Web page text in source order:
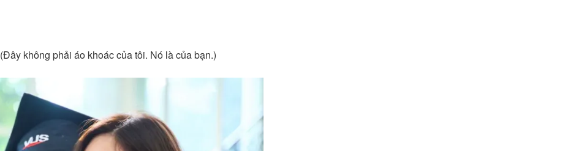
(Đây không phải áo khoác của tôi. Nó là của bạn.)